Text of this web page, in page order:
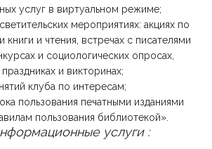
услуг в виртуальном режиме;
мероприятиях: акциях по
книги и чтения, встречах с писателями
и социологических опросах,
и викторинах;
клуба по интересам;
пользования печатными изданиями
пользования библиотекой».
услуги :